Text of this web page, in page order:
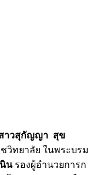
าวสุกัญญา สุข
วิทยาลัย ในพระบรม
นรองผู้อำนวยการก